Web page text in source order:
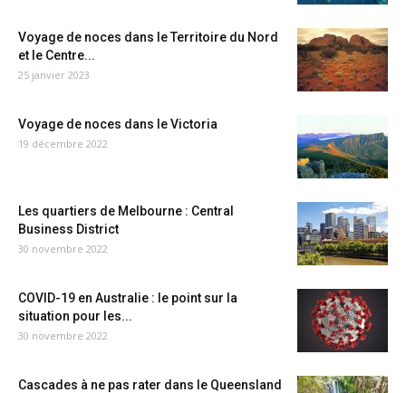
Voyage de noces dans le Territoire du Nord
et le Centre...
25 janvier 2023
Voyage de noces dans le Victoria
19 décembre 2022
Les quartiers de Melbourne : Central
Business District
30 novembre 2022
COVID-19 en Australie : le point sur la
situation pour les...
30 novembre 2022
Cascades à ne pas rater dans le Queensland